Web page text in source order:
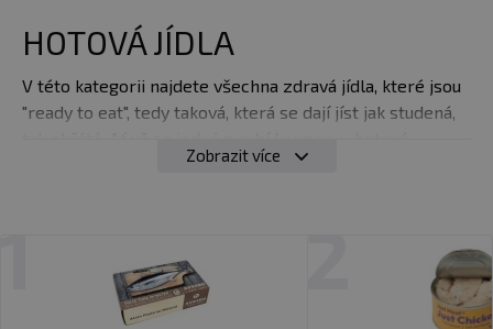
HOTOVÁ JÍDLA
V této kategorii najdete všechna zdravá jídla, které jsou
"ready to eat", tedy taková, která se dají jíst jak studená,
jídla Express menu nebo sušené maso. Jejich výhodou
Express menu.
hotové sterilované kvalitní jídlo, které
není potřeba
. Nemusí se ani přilévat voda – jídla nejsou
Zobrazit více